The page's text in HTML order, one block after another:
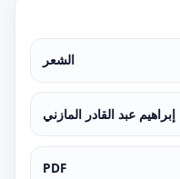
الشعر
إبراهيم عبد القادر المازني
PDF